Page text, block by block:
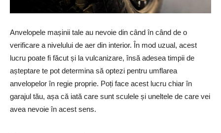
Anvelopele mașinii tale au nevoie din când în când de o
verificare a nivelului de aer din interior. În mod uzual, acest
lucru poate fi făcut și la vulcanizare, însă adesea timpii de
așteptare te pot determina să optezi pentru umflarea
anvelopelor în regie proprie. Poți face acest lucru chiar în
garajul tău, așa că iată care sunt sculele și uneltele de care vei
avea nevoie în acest sens.